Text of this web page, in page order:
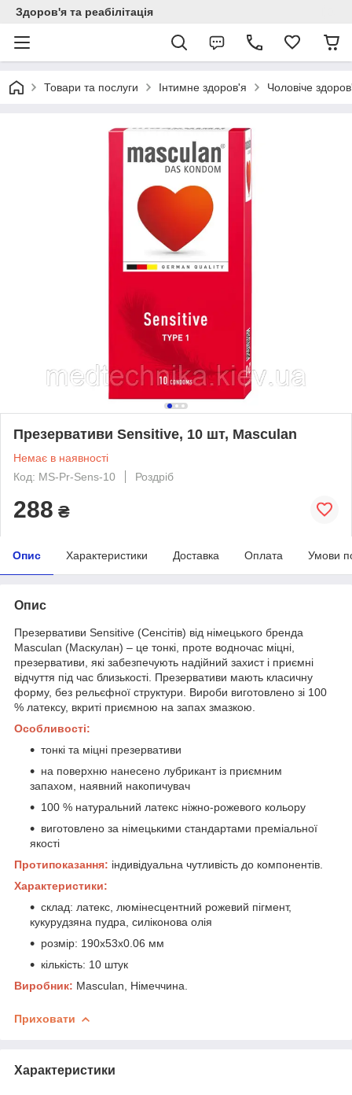
Здоров'я та реабілітація
Товари та послуги Інтимне здоров'я Чоловіче
Презервативи Sensitive, 10 шт, Masculan
Немає в наявності
Код: MS-Pr-Sens-10
Роздріб
288 ₴
Опис Характеристики Доставка Оплата Умови
Опис
Презервативи Sensitive (Сенсітів) від німецького бренда
Masculan (Маскулан) – це тонкі, проте водночас міцні,
презервативи, які забезпечують надійний захист і приємні
відчуття під час близькості. Презервативи мають класичну
форму, без рельєфної структури. Вироби виготовлено зі 100
% латексу, вкриті приємною на запах змазкою.
Особливості:
тонкі та міцні презервативи
на поверхню нанесено лубрикант із приємним
запахом, наявний накопичувач
100 % натуральний латекс ніжно-рожевого кольору
виготовлено за німецькими стандартами преміальної
якості
Протипоказання: індивідуальна чутливість до компонентів.
Характеристики:
склад: латекс, люмінесцентний рожевий пігмент,
кукурудзяна пудра, силіконова олія
розмір: 190х53х0.06 мм
кількість: 10 штук
Виробник: Masculan, Німеччина.
Приховати
Характеристики